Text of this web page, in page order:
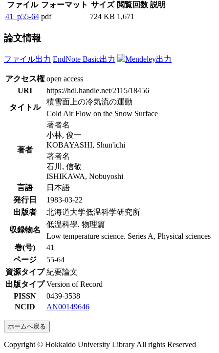
ファイル フォーマット サイズ 閲覧回数 説明
41_p55-64 pdf 724 KB 1,671
論文情報
ファイル出力 EndNote Basic出力 Mendeley出力
アクセス権 open access
URI
https://hdl.handle.net/2115/18456
タイトル
積雪面上の冷気流の運動
Cold Air Flow on the Snow Surface
著者
著者名
小林, 俊一
KOBAYASHI, Shun'ichi
著者名
石川, 信敬
ISHIKAWA, Nobuyoshi
言語
日本語
発行日
1983-03-22
出版者
北海道大学低温科学研究所
収録物名
低温科學. 物理篇
Low temperature science. Series A, Physical sciences
巻(号)
41
ページ
55-64
資源タイプ 紀要論文
出版タイプ Version of Record
PISSN
0439-3538
NCID
AN00149646
ホームへ戻る
Copyright © Hokkaido University Library All rights Reserved